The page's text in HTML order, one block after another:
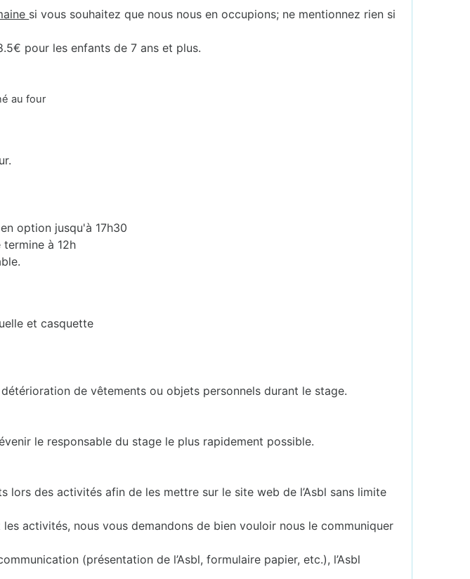
si vous souhaitez que nous nous en occupions; ne mentionnez rien si
pour les enfants de 7 ans et plus.
four
option jusqu'à 17h30
à 12h
et casquette
de vêtements ou objets personnels durant le stage.
le responsable du stage le plus rapidement possible.
lors des activités afin de les mettre sur le site web de l’Asbl sans limite
activités, nous vous demandons de bien vouloir nous le communiquer
(présentation de l’Asbl, formulaire papier, etc.), l’Asbl